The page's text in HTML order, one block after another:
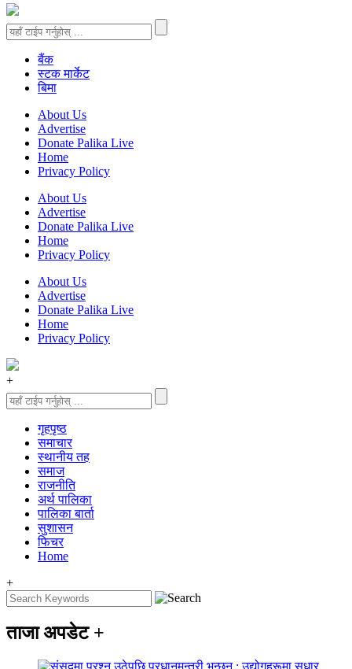
बैंक
स्टक मार्केट
बिमा
About Us
Advertise
Donate Palika Live
Home
Privacy Policy
About Us
Advertise
Donate Palika Live
Home
Privacy Policy
About Us
Advertise
Donate Palika Live
Home
Privacy Policy
+
गृहपृष्‍ठ
समाचार
स्थानीय तह
समाज
राजनीति
अर्थ पालिका
पालिका बार्ता
सुशासन
फिचर
Home
+
ताजा अपडेट +